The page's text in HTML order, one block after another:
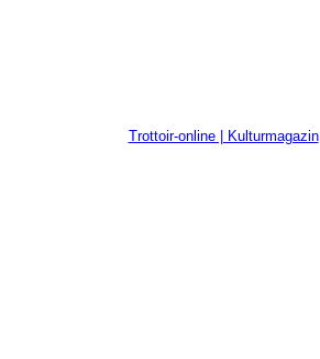
Trottoir-online | Kulturmagazin